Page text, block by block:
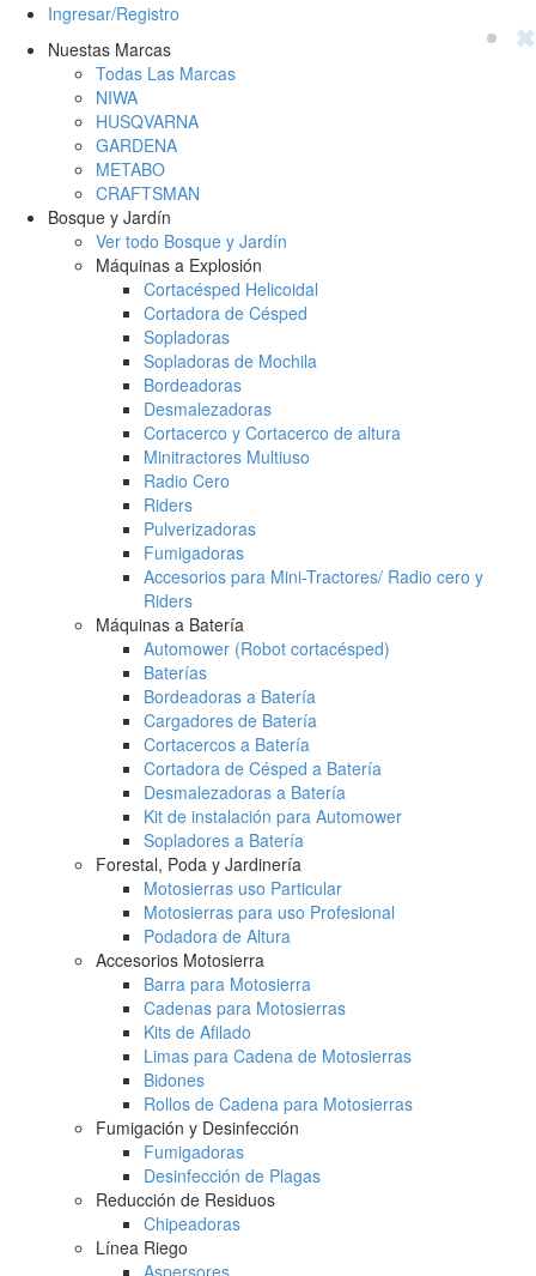
Ingresar/Registro
✖
Nuestas Marcas
Todas Las Marcas
NIWA
HUSQVARNA
GARDENA
METABO
CRAFTSMAN
Bosque y Jardín
Ver todo Bosque y Jardín
Máquinas a Explosión
Cortacésped Helicoidal
Cortadora de Césped
Sopladoras
Sopladoras de Mochila
Bordeadoras
Desmalezadoras
Cortacerco y Cortacerco de altura
Minitractores Multiuso
Radio Cero
Riders
Pulverizadoras
Fumigadoras
Accesorios para Mini-Tractores/ Radio cero y
Riders
Máquinas a Batería
Automower (Robot cortacésped)
Baterías
Bordeadoras a Batería
Cargadores de Batería
Cortacercos a Batería
Cortadora de Césped a Batería
Desmalezadoras a Batería
Kit de instalación para Automower
Sopladores a Batería
Forestal, Poda y Jardinería
Motosierras uso Particular
Motosierras para uso Profesional
Podadora de Altura
Accesorios Motosierra
Barra para Motosierra
Cadenas para Motosierras
Kits de Afilado
Limas para Cadena de Motosierras
Bidones
Rollos de Cadena para Motosierras
Fumigación y Desinfección
Fumigadoras
Desinfección de Plagas
Reducción de Residuos
Chipeadoras
Línea Riego